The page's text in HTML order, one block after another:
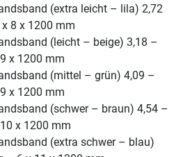
(extra leicht – lila) 2,72
8 x 1200 mm
(leicht – beige) 3,18 –
x 1200 mm
(mittel – grün) 4,09 –
x 1200 mm
(schwer – braun) 4,54 –
x 1200 mm
(extra schwer – blau)